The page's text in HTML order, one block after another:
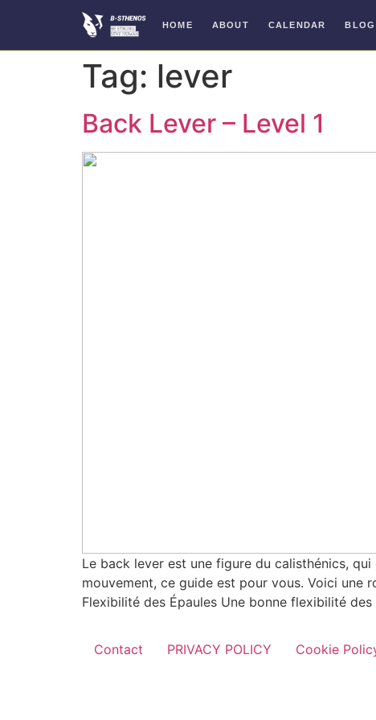
HOME ABOUT CALENDAR BLOG
Tag: lever
Back Lever – Level 1
Le back lever est une figure du calisthénics,
mouvement, ce guide est pour vous. Voici une
Flexibilité des Épaules Une bonne flexibilité
Contact PRIVACY POLICY Cookie